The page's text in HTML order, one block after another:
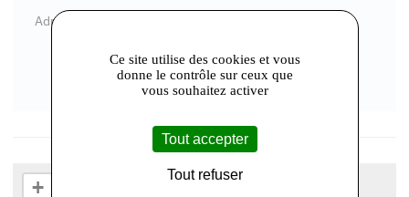
Adresse : 48 Rue des Primevères, 91340 Ollainville
+
Ce site utilise des cookies et vous
donne le contrôle sur ceux que
vous souhaitez activer
Tout accepter
Tout refuser